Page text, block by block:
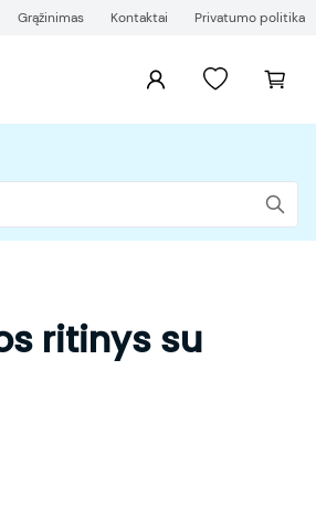
Grąžinimas Kontaktai Privatumo politika
ritinys su